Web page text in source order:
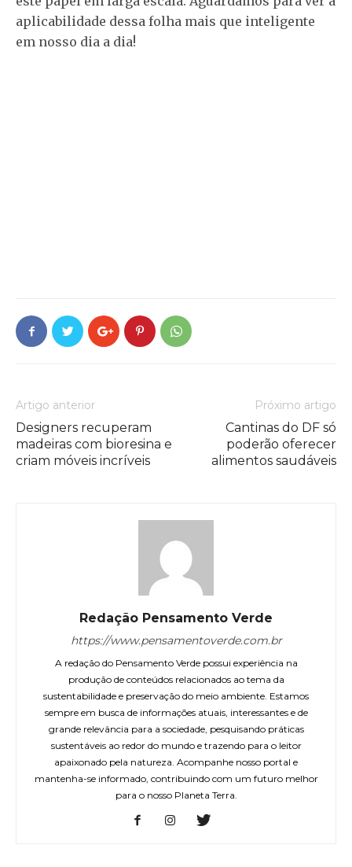
aplicabilidade dessa folha mais que inteligente
em nosso dia a dia!
Artigo anterior
Designers recuperam
madeiras com bioresina e
criam móveis incríveis
Próximo artigo
Cantinas do DF só
poderão oferecer
alimentos saudáveis
Redação Pensamento Verde
https://www.pensamentoverde.com.br
A redação do Pensamento Verde possui experiência na
produção de conteúdos relacionados ao tema da
sustentabilidade e preservação do meio ambiente. Estamos
sempre em busca de informações atuais, interessantes e de
grande relevância para a sociedade, pesquisando práticas
sustentáveis ao redor do mundo e trazendo para o leitor
apaixonado pela natureza. Acompanhe nosso portal e
mantenha-se informado, contribuindo com um futuro melhor
para o nosso Planeta Terra.